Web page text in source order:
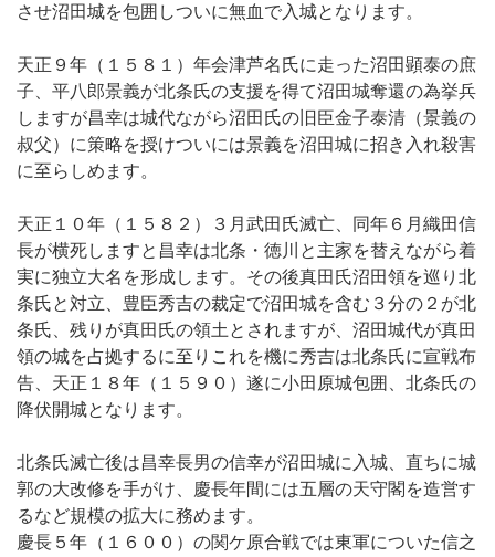
させ沼田城を包囲しついに無血で入城となります。
天正９年（１５８１）年会津芦名氏に走った沼田顕泰の庶
子、平八郎景義が北条氏の支援を得て沼田城奪還の為挙兵
しますが昌幸は城代ながら沼田氏の旧臣金子泰清（景義の
叔父）に策略を授けついには景義を沼田城に招き入れ殺害
に至らしめます。
天正１０年（１５８２）３月武田氏滅亡、同年６月織田信
長が横死しますと昌幸は北条・徳川と主家を替えながら着
実に独立大名を形成します。その後真田氏沼田領を巡り北
条氏と対立、豊臣秀吉の裁定で沼田城を含む３分の２が北
条氏、残りが真田氏の領土とされますが、沼田城代が真田
領の城を占拠するに至りこれを機に秀吉は北条氏に宣戦布
告、天正１８年（１５９０）遂に小田原城包囲、北条氏の
降伏開城となります。
北条氏滅亡後は昌幸長男の信幸が沼田城に入城、直ちに城
郭の大改修を手がけ、慶長年間には五層の天守閣を造営す
るなど規模の拡大に務めます。
慶長５年（１６００）の関ケ原合戦では東軍についた信之